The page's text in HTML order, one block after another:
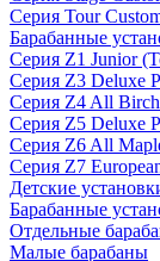
Серия Tour
Барабанные
Серия Z1 Junior
Серия Z3 Deluxe
Серия Z4 All Birch
Серия Z5 Deluxe
Серия Z6 All
Серия Z7
Детские
Барабанные
Отдельные
Малые барабаны